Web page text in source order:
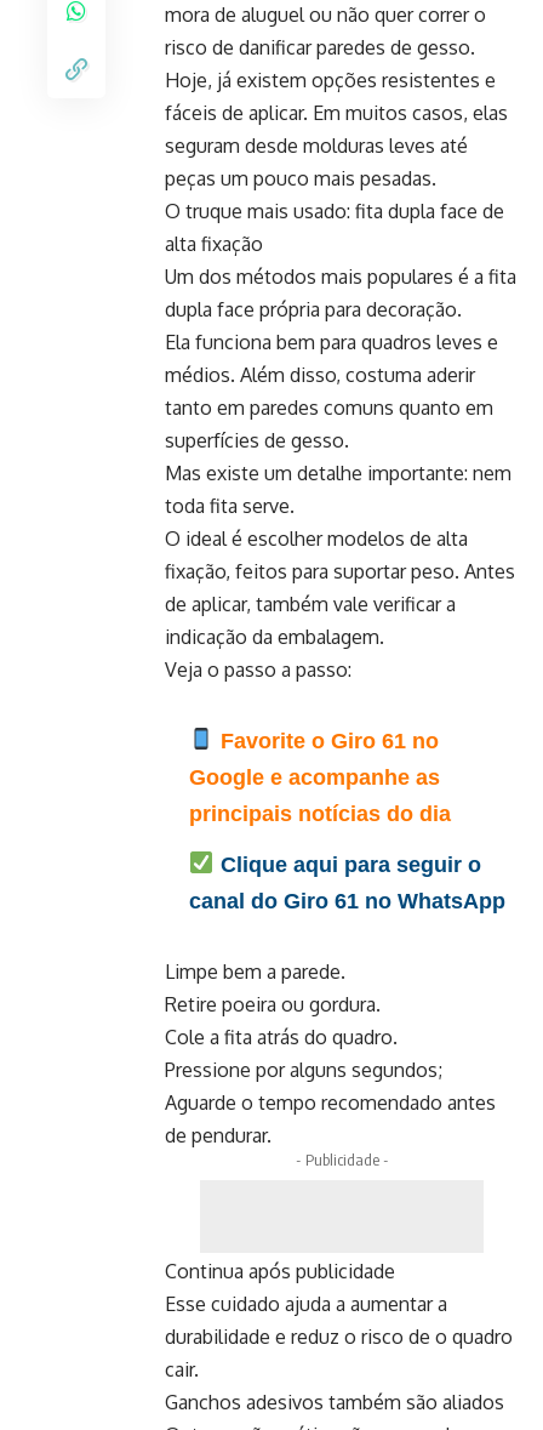
mora de aluguel ou não quer correr o
risco de danificar paredes de gesso.
Hoje, já existem opções resistentes e
fáceis de aplicar. Em muitos casos, elas
seguram desde molduras leves até
peças um pouco mais pesadas.
O truque mais usado: fita dupla face de
alta fixação
Um dos métodos mais populares é a fita
dupla face própria para decoração.
Ela funciona bem para quadros leves e
médios. Além disso, costuma aderir
tanto em paredes comuns quanto em
superfícies de gesso.
Mas existe um detalhe importante: nem
toda fita serve.
O ideal é escolher modelos de alta
fixação, feitos para suportar peso. Antes
de aplicar, também vale verificar a
indicação da embalagem.
Veja o passo a passo:
Favorite o Giro 61 no
Google e acompanhe as
principais notícias do dia
Clique aqui para seguir o
canal do Giro 61 no WhatsApp
Limpe bem a parede.
Retire poeira ou gordura.
Cole a fita atrás do quadro.
Pressione por alguns segundos;
Aguarde o tempo recomendado antes
de pendurar.
- Publicidade -
Continua após publicidade
Esse cuidado ajuda a aumentar a
durabilidade e reduz o risco de o quadro
cair.
Ganchos adesivos também são aliados